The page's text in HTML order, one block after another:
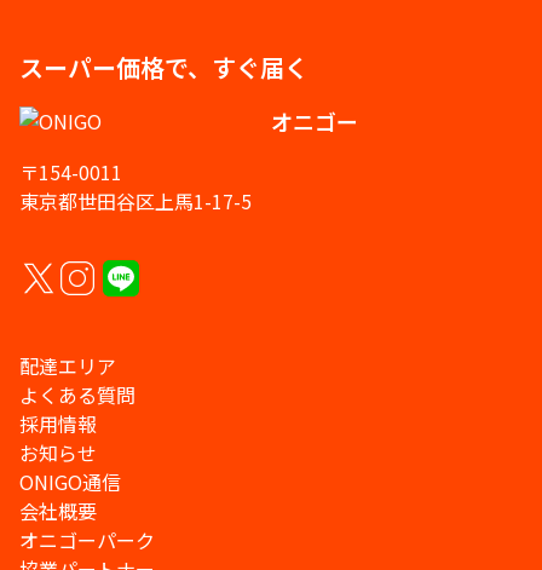
スーパー価格で、すぐ届く
オニゴー
〒154-0011
東京都世田谷区上馬1-17-5
配達エリア
よくある質問
採用情報
お知らせ
ONIGO通信
会社概要
オニゴーパーク